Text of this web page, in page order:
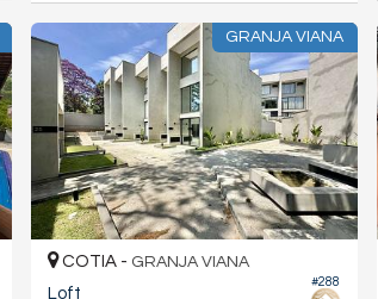
GRANJA VIANA
#288
COTIA - GRANJA VIANA
Loft